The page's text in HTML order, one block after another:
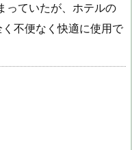
っていたが、ホテルの
不便なく快適に使用で